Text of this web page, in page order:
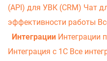
(API) для УВК (CRM) Чат
эффективности работы
Интеграции Интеграции
Интеграция с 1С Все